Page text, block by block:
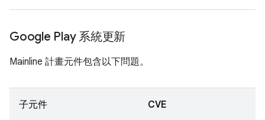
Google Play 系統更新
Mainline 計畫元件包含以下問題。
子元件 CVE